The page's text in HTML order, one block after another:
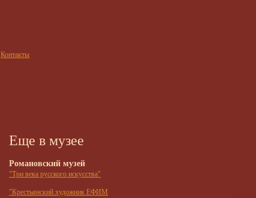
Контакты
Еще в музее
Романовский музей
"Три века русского искусства"
"Крестьянский художник ЕФИМ